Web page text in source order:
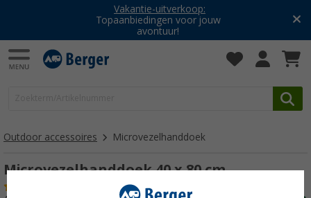
Vakantie-uitverkoop:
Topaanbiedingen voor jouw
avontuur!
Outdoor accessoires Microvezelhanddoek
Microvezelhanddoek 40 x 80 cm